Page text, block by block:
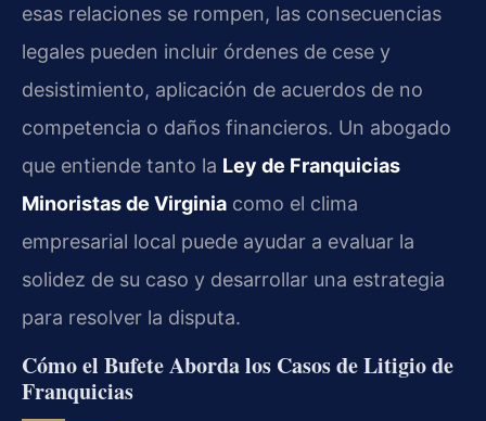
esas relaciones se rompen, las consecuencias
legales pueden incluir órdenes de cese y
desistimiento, aplicación de acuerdos de no
competencia o daños financieros. Un abogado
que entiende tanto la Ley de Franquicias
Minoristas de Virginia como el clima
empresarial local puede ayudar a evaluar la
solidez de su caso y desarrollar una estrategia
para resolver la disputa.
Cómo el Bufete Aborda los Casos de Litigio de
Franquicias